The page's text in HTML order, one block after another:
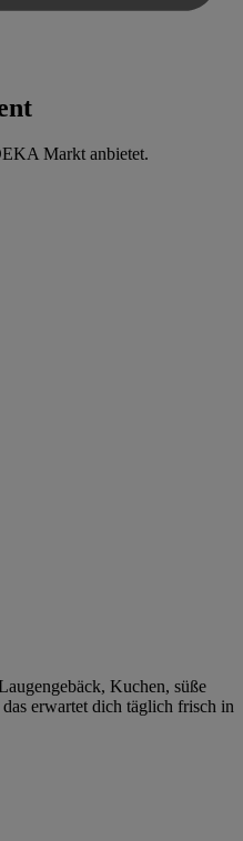
Markt anbietet.
Kuchen, süße
erwartet dich täglich frisch in